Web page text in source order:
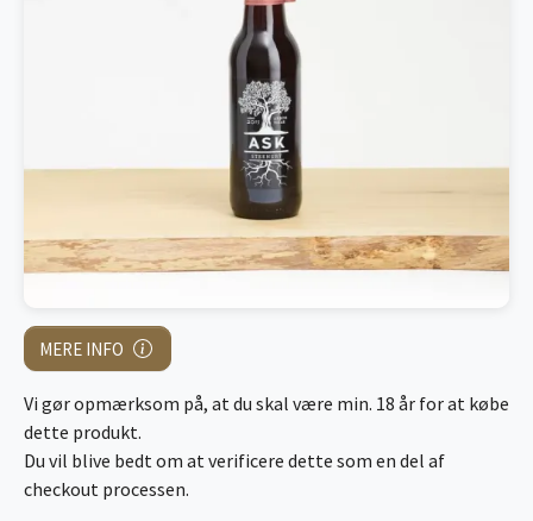
MERE INFO
Vi gør opmærksom på, at du skal være min. 18 år for at købe
dette produkt.
Du vil blive bedt om at verificere dette som en del af
checkout processen.